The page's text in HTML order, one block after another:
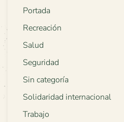
Portada
Recreación
Salud
Seguridad
Sin categoría
Solidaridad internacional
Trabajo